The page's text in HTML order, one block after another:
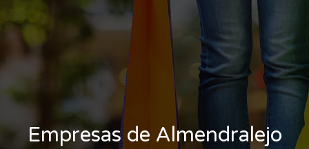
Empresas de Almendralejo